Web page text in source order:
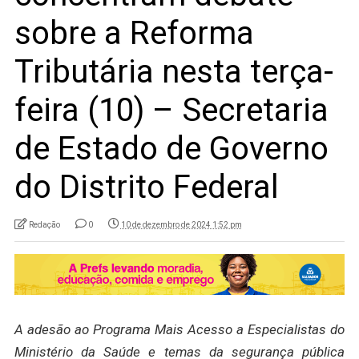
sobre a Reforma
Tributária nesta terça-
feira (10) – Secretaria
de Estado de Governo
do Distrito Federal
Redação 0 10 de dezembro de 2024 1:52 pm
A adesão ao Programa Mais Acesso a Especialistas do
Ministério da Saúde e temas da segurança pública